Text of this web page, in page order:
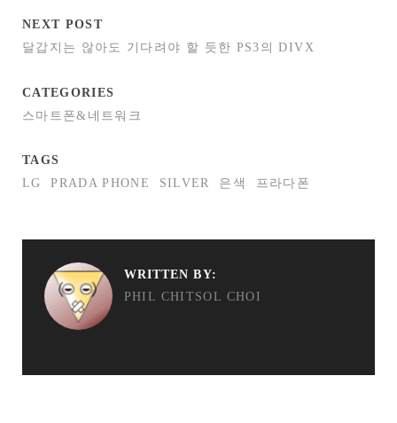
NEXT POST
달갑지는 않아도 기다려야 할 듯한 PS3의 DIVX
CATEGORIES
스마트폰&네트워크
TAGS
LG
PRADA PHONE SILVER 은색 프라다폰
WRITTEN BY:
PHIL CHITSOL CHOI